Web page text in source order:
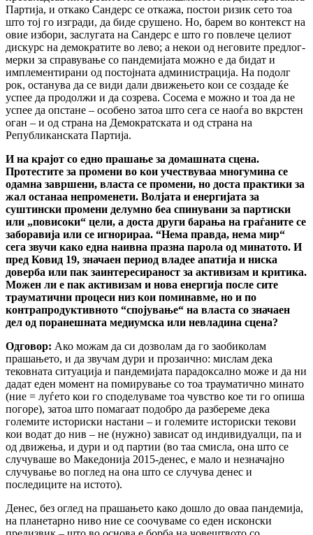
Партија, и откако Сандерс се откажа, постои ризик сето тоа
што тој го изгради, да биде срушено. Но, барем во контекст на
овие избори, заслугата на Сандерс е што го повлече целиот
дискурс на демократите во лево; а некои од неговите предлог-
мерки за справување со пандемијата можно е да бидат и
имплементирани од постојната администрација. На подолг
рок, останува да се види дали движењето кои се создаде ќе
успее да продолжи и да созрева. Сосема е можно и тоа да не
успее да опстане – особено затоа што сега се наоѓа во вкрстен
оган – и од страна на Демократската и од страна на
Републиканската Партија.
И на крајот со едно прашање за домашната сцена.
Протестите за промени во кои учествуваа многумина се
одамна завршени, власта се промени, но доста практики за
жал останаа непроменети. Волјата и енергијата за
суштински промени делумно беа спинувани за партиски
или „повисоки“ цели, а доста други барања на граѓаните се
заборавија или се игнорираа. “Нема правда, нема мир“
сега звучи како една наивна празна парола од минатото. И
пред Ковид 19, значаен период владее апатија и ниска
доверба или пак заинтересираност за активизам и критика.
Можен ли е пак активизам и нова енергија после сите
трауматични процеси низ кои поминавме, но и по
контрапродуктивното “спојување“ на власта со значаен
дел од поранешната медиумска или невладина сцена?
Одговор: Ако можам да си дозволам да го заобиколам
прашањето, и да звучам дури и прозаично: мислам дека
тековната ситуација и пандемијата парадоксално може и да ни
дадат еден момент на помирување со тоа трауматично минато
(ние = луѓето кои го споделуваме тоа чувство кое ти го опиша
погоре), затоа што помагаат подобро да разбереме дека
големите историски настани – и големите историски текови
кои водат до нив – не (нужно) зависат од индивидуалци, па и
од движења, и дури и од партии (во таа смисла, она што се
случуваше во Македонија 2015-денес, е мало и незначајно
случување во поглед на она што се случува денес и
последиците на истото).
Денес, без оглед на прашањето како дошло до оваа пандемија,
на планетарно ниво ние се соочуваме со еден исконски